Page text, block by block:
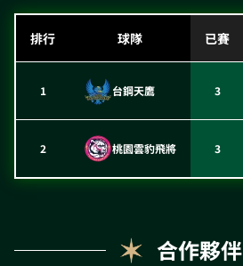
排行 球隊 已賽
1 台鋼天鷹 3
2 桃園雲豹飛將 3
合作夥伴